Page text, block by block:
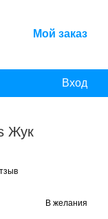
Мой заказ
Вход
Жук
В желания